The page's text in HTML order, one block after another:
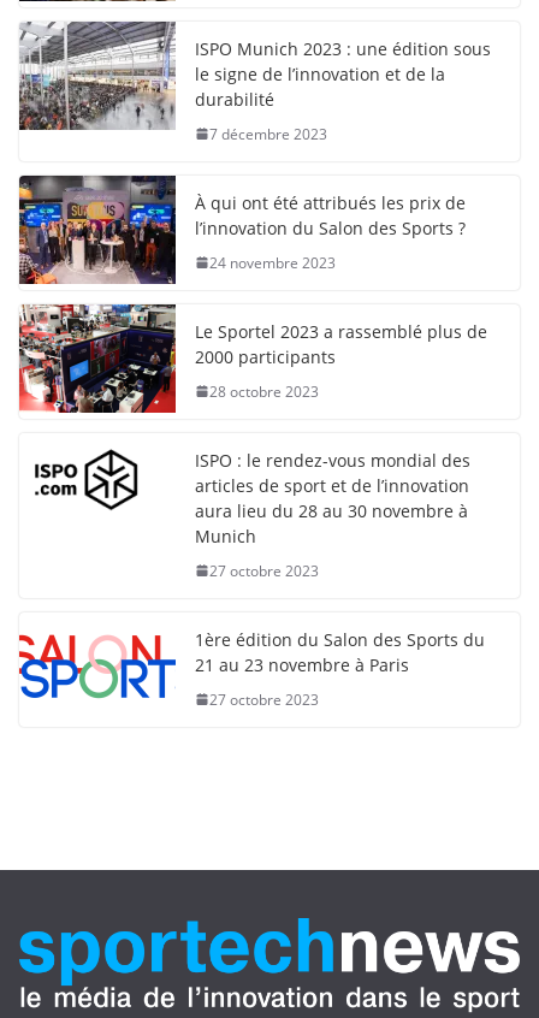
ISPO Munich 2023 : une édition sous
le signe de l’innovation et de la
durabilité
7 décembre 2023
À qui ont été attribués les prix de
l’innovation du Salon des Sports ?
24 novembre 2023
Le Sportel 2023 a rassemblé plus de
2000 participants
28 octobre 2023
ISPO : le rendez-vous mondial des
articles de sport et de l’innovation
aura lieu du 28 au 30 novembre à
Munich
27 octobre 2023
1ère édition du Salon des Sports du
21 au 23 novembre à Paris
27 octobre 2023